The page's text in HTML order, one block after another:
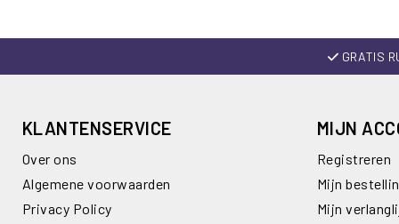
GRATIS
KLANTENSERVICE
Over ons
Algemene voorwaarden
Privacy Policy
MIJN
Registreren
Mijn
Mijn